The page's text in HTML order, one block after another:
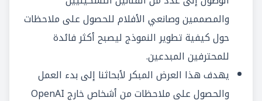
والمصممين وصانعي الأفلام للحصول على ملاحظات
حول كيفية تطوير النموذج ليصبح أكثر فائدة
للمحترفين المبدعين.
يهدف هذا العرض المبكر لأبحاثنا إلى بدء العمل
والحصول على ملاحظات من أشخاص خارج OpenAI